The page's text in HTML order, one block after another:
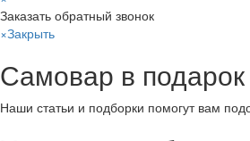
Заказать обратный звонок
×Закрыть
Самовар в подарок
Наши статьи и подборки помогут вам